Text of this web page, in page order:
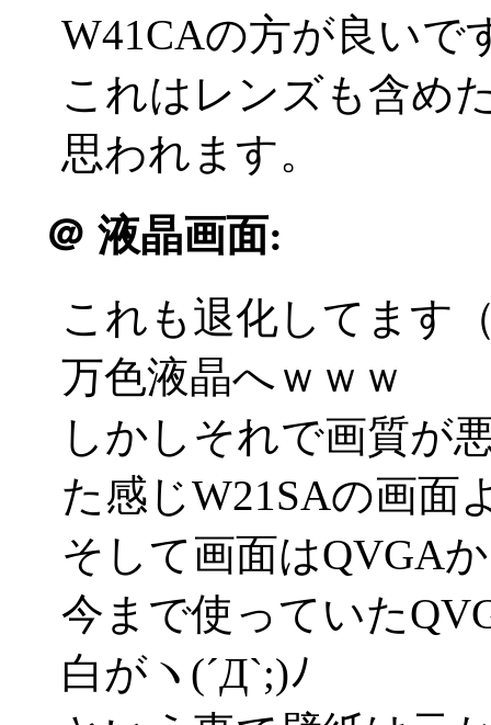
W41CAの方が良いで
これはレンズも含め
思われます。
＠ 液晶画面:
これも退化してます
万色液晶へｗｗｗ
しかしそれで画質が
た感じW21SAの画面
そして画面はQVGA
今まで使っていた
白がヽ(´Д`;)ﾉ